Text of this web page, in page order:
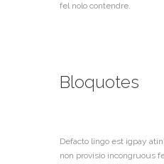
fel nolo contendre.
Bloquotes
Defacto lingo est igpay
non provisio incongruous